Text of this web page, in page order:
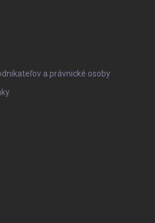
a právnické osoby